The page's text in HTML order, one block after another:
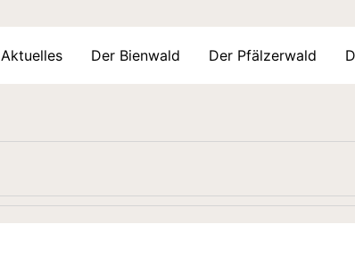
Aktuelles Der Bienwald Der Pfälzerwald